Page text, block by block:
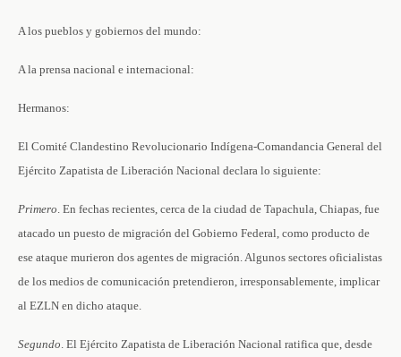
A los pueblos y gobiernos del mundo:
A la prensa nacional e internacional:
Hermanos:
El Comité Clandestino Revolucionario Indígena-Comandancia General del
Ejército Zapatista de Liberación Nacional declara lo siguiente:
Primero. En fechas recientes, cerca de la ciudad de Tapachula, Chiapas, fue
atacado un puesto de migración del Gobierno Federal, como producto de
ese ataque murieron dos agentes de migración. Algunos sectores oficialistas
de los medios de comunicación pretendieron, irresponsablemente, implicar
al EZLN en dicho ataque.
Segundo. El Ejército Zapatista de Liberación Nacional ratifica que, desde